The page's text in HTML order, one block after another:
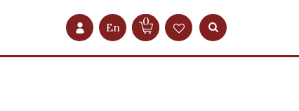
0
En